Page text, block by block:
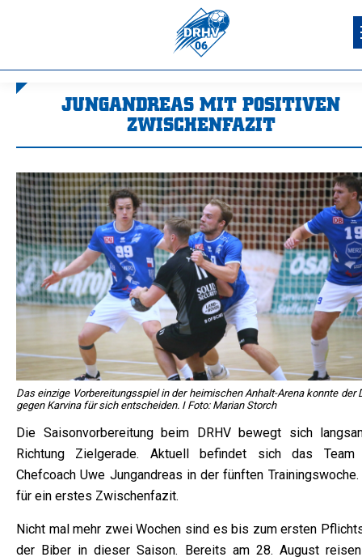
JUNGANDREAS MIT POSITIVEN
ZWISCHENFAZIT
Das einzige Vorbereitungsspiel in der heimischen Anhalt-Arena konnte der
gegen Karvina für sich entscheiden. I Foto: Marian Storch
Die Saisonvorbereitung beim DRHV bewegt sich
Richtung Zielgerade. Aktuell befindet sich das Team
Chefcoach Uwe Jungandreas in der fünften
für ein erstes Zwischenfazit.
Nicht mal mehr zwei Wochen sind es bis zum ersten
der Biber in dieser Saison. Bereits am 28. August